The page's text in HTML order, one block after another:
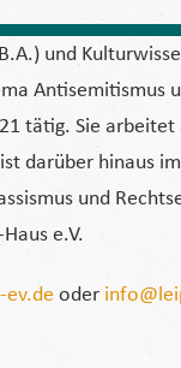
und
Antisemitismus
tätig. Sie
darüber hinaus
und
e.V.
ev.de oder